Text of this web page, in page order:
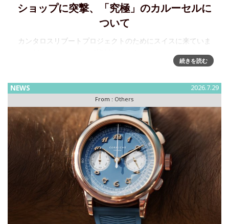
ショップに突撃、「究極」のカルーセルに
ついて
カンタロスリブートプロジェクトのためにスイスに来ていま
の取材を「熱いうち」にレポートしたいと思います。関口氏
ときに関
続きを読む
NEWS 2026.7.29
From : Others